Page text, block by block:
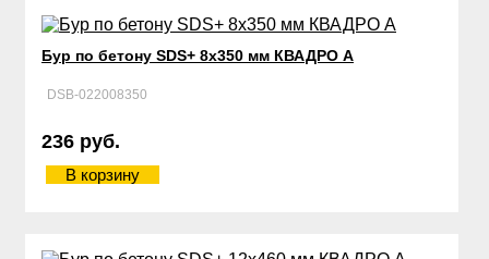
Бур по бетону SDS+ 8х350 мм КВАДРО А
DSB-022008350
236 руб.
В корзину